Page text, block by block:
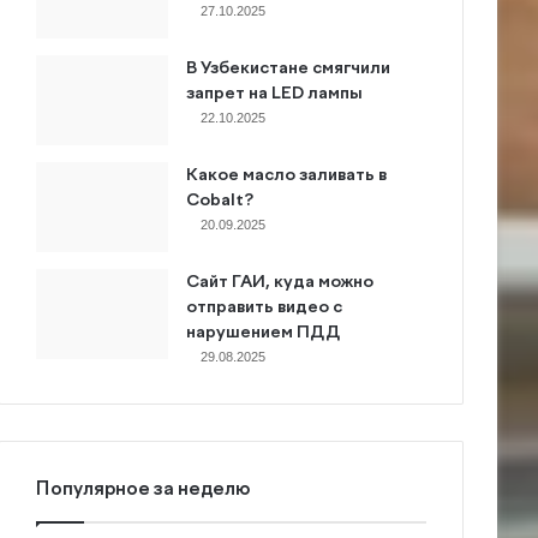
27.10.2025
В Узбекистане смягчили
запрет на LED лампы
22.10.2025
Какое масло заливать в
Cobalt?
20.09.2025
Сайт ГАИ, куда можно
отправить видео с
нарушением ПДД
29.08.2025
Популярное за неделю